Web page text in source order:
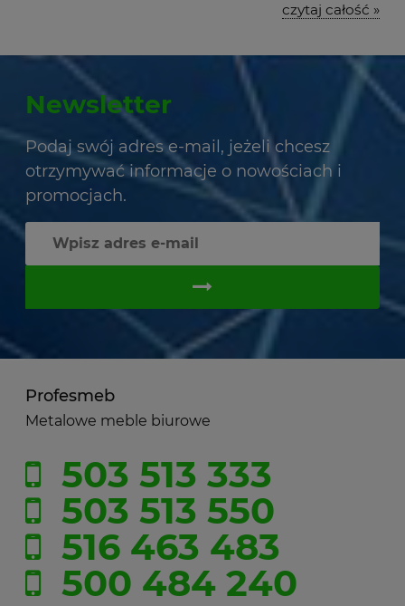
czytaj całość »
Newsletter
Podaj swój adres e-mail, jeżeli chcesz
otrzymywać informacje o nowościach i
promocjach.
Profesmeb
Metalowe meble biurowe
503 513 333
503 513 550
516 463 483
500 484 240